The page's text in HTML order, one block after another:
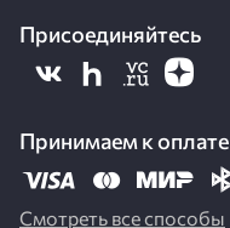
Присоединяйтесь
Принимаем к оплате
Смотреть все способы